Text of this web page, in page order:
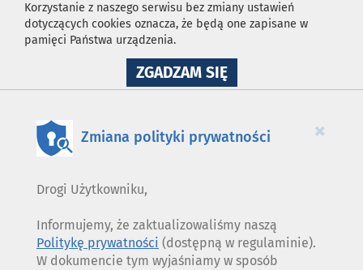
Korzystanie z naszego serwisu bez zmiany ustawień
dotyczących cookies oznacza, że będą one zapisane w
pamięci Państwa urządzenia.
ZGADZAM SIĘNA
WYKORZYSTANIE
×
Zmiana polityki prywatności
Drogi Użytkowniku,
Informujemy, że zaktualizowaliśmy naszą
Politykę prywatności (dostępną w regulaminie).
W dokumencie tym wyjaśniamy w sposób